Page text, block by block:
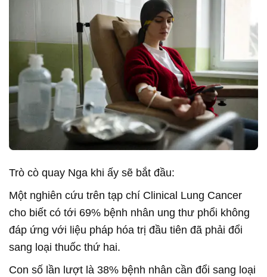
Trò cò quay Nga khi ấy sẽ bắt đầu:
Một nghiên cứu trên tạp chí Clinical Lung Cancer
cho biết có tới 69% bệnh nhân ung thư phổi không
đáp ứng với liệu pháp hóa trị đầu tiên đã phải đổi
sang loại thuốc thứ hai.
Con số lần lượt là 38% bệnh nhân cần đổi sang loại